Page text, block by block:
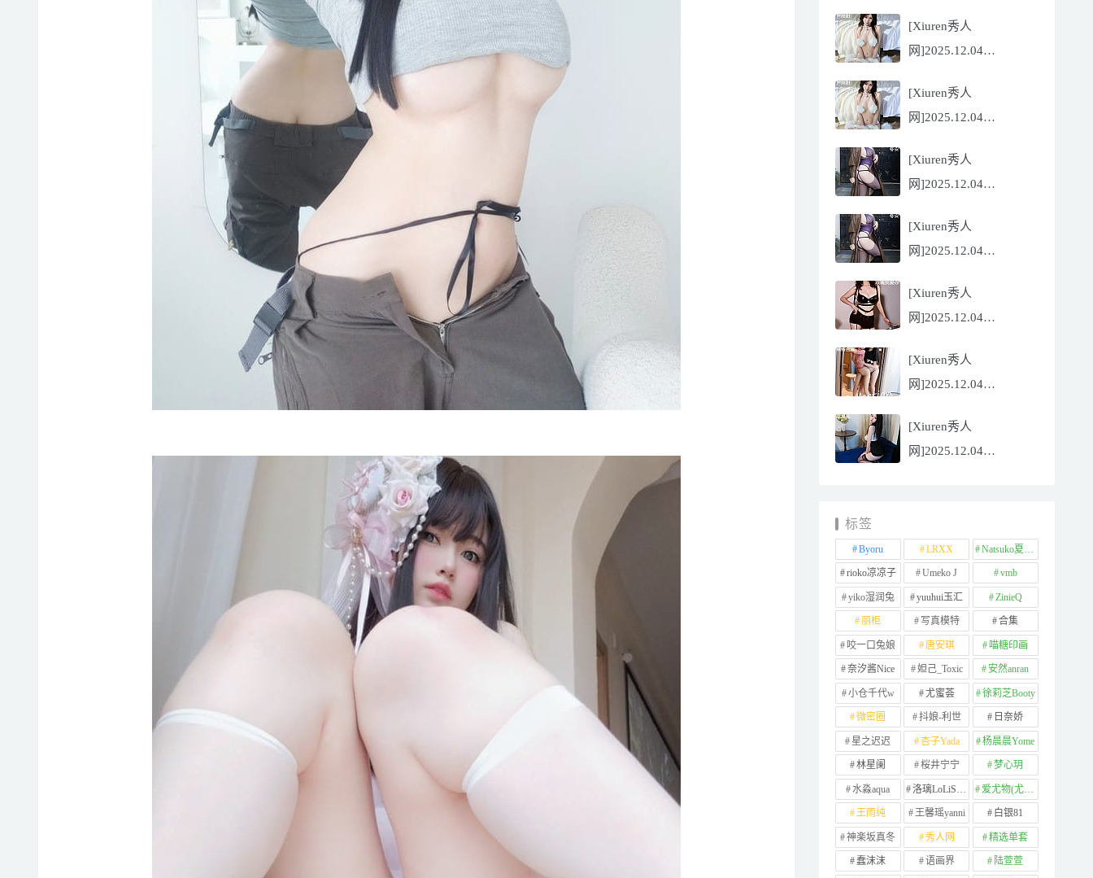
Flora[81P/832.27MB]
[Xiuren秀人
网]2025.12.04
[56P/602.69MB]
[Xiuren秀人
网]2025.12.04
[56P/602.69MB]
[Xiuren秀人
网]2025.12.04
[71P/960.78MB]
[Xiuren秀人
网]2025.12.04
[71P/960.78MB]
[Xiuren秀人
网]2025.12.04
[86P/762.32MB]
[Xiuren秀人
网]2025.12.04
Well11[67P/745.99MB]
[Xiuren秀人
网]2025.12.04
标签
Byoru LRXX Natsuko夏夏子
rioko凉凉子 Umeko J vmb
yiko湿润兔 yuuhui玉汇 ZinieQ
丽柜 写真模特 合集
咬一口兔娘 唐安琪 喵糖印画
奈汐酱Nice 妲己_Toxic 安然anran
小仓千代w 尤蜜荟 徐莉芝Booty
微密圈 抖娘-利世 日奈娇
星之迟迟 杏子Yada 杨晨晨Yome
林星阑 桜井宁宁 梦心玥
水淼aqua 洛璃LoLiSAMA 爱尤物(尤果网)
王雨纯 王馨瑶yanni 白银81
神楽坂真冬 秀人网 精选单套
蠢沫沫 语画界 陆萱萱